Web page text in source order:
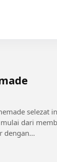
selezat
dari
dengan...